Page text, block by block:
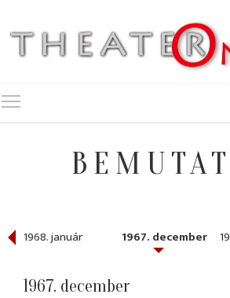
1968. január 1967. december
1967. december